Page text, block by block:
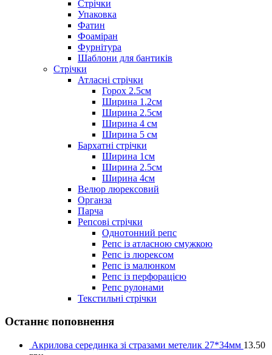
Стрічки
Упаковка
Фатин
Фоаміран
Фурнітура
Шаблони для бантиків
Стрічки
Атласні стрічки
Горох 2.5см
Ширина 1.2см
Ширина 2.5см
Ширина 4 см
Ширина 5 см
Бархатні стрічки
Ширина 1см
Ширина 2.5см
Ширина 4см
Велюр люрексовий
Органза
Парча
Репсові стрічки
Однотонний репс
Репс із атласною смужкою
Репс із люрексом
Репс із малюнком
Репс із перфорацією
Репс рулонами
Текстильні стрічки
Останнє поповнення
Акрилова серединка зі стразами метелик 27*34мм 13.50